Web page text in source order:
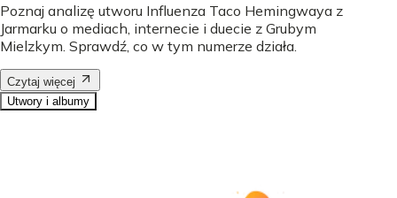
Poznaj analizę utworu Influenza Taco Hemingwaya z
Jarmarku o mediach, internecie i duecie z Grubym
Mielzkym. Sprawdź, co w tym numerze działa.
Czytaj więcej
Utwory i albumy